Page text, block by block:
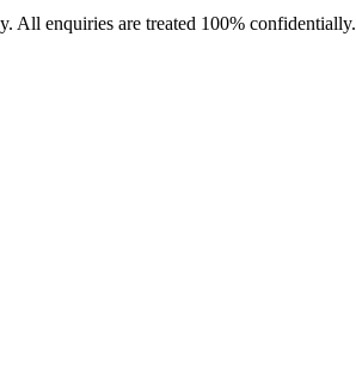
All enquiries are treated 100% confidentially.